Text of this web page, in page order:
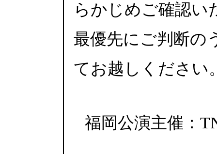
らかじめご確認い
最優先にご判断の
てお越しください
福岡公演主催：